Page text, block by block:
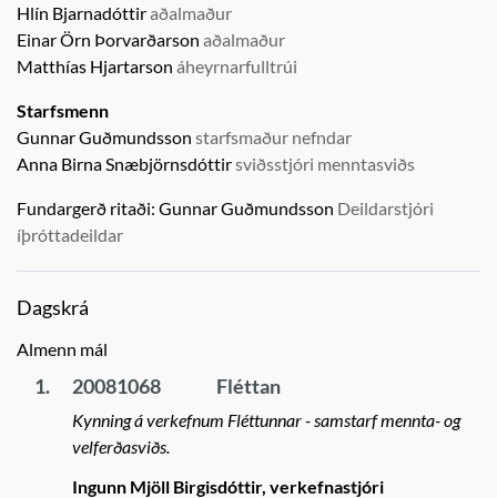
Hlín Bjarnadóttiraðalmaður
Einar Örn Þorvarðarson aðalmaður
Matthías Hjartarson áheyrnarfulltrúi
Starfsmenn
Gunnar Guðmundsson starfsmaður nefndar
Anna Birna Snæbjörnsdóttirsviðsstjóri menntasviðs
Fundargerð ritaði: Gunnar Guðmundsson Deildarstjóri
íþróttadeildar
Dagskrá
Almenn mál
1. 20081068 Fléttan
Kynning á verkefnum Fléttunnar - samstarf mennta- og
velferðasviðs.
Ingunn Mjöll Birgisdóttir, verkefnastjóri